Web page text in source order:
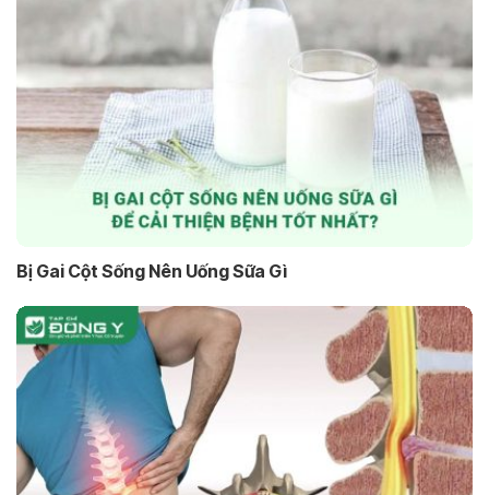
Bị Gai Cột Sống Nên Uống Sữa Gì